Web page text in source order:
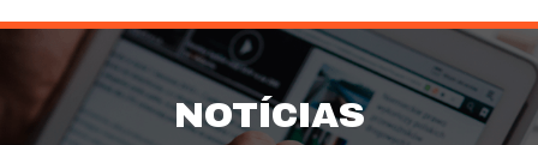
NOTÍCIAS